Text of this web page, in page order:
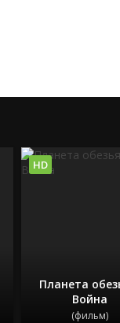
Планета
Война
(фильм)
HD